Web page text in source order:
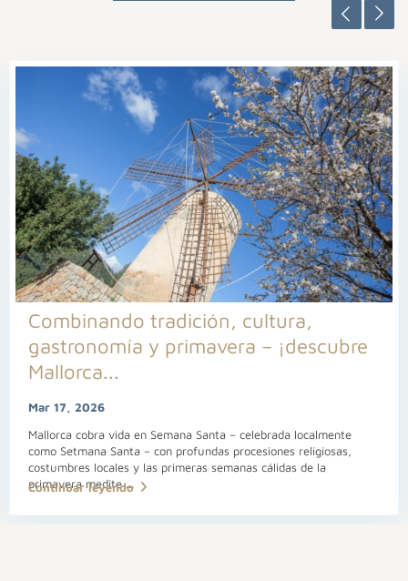
Combinando tradición, cultura,
gastronomía y primavera – ¡descubre
Mallorca...
Mar 17, 2026
Mallorca cobra vida en Semana Santa – celebrada localmente
como Setmana Santa – con profundas procesiones religiosas,
costumbres locales y las primeras semanas cálidas de la
primavera medite...
Continuar leyendo